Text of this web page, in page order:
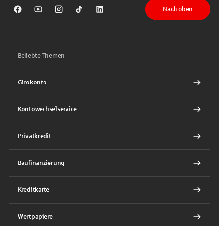
Sparkasse auf Facebook
Sparkasse auf Youtube
Sparkasse auf Instagram
Sparkasse auf TikTok
Sparkasse auf LinkedIn
Nach oben
Beliebte Themen
Girokonto
Kontowechselservice
Privatkredit
Baufinanzierung
Kreditkarte
Wertpapiere